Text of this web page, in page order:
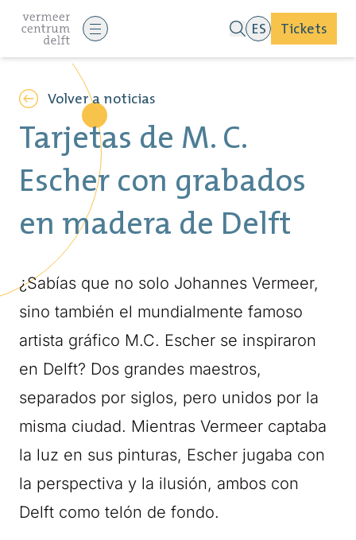
ES Tickets
Volver a noticias
Tarjetas de M. C.
Escher con grabados
en madera de Delft
¿Sabías que no solo Johannes Vermeer,
sino también el mundialmente famoso
artista gráfico M.C. Escher se inspiraron
en Delft? Dos grandes maestros,
separados por siglos, pero unidos por la
misma ciudad. Mientras Vermeer captaba
la luz en sus pinturas, Escher jugaba con
la perspectiva y la ilusión, ambos con
Delft como telón de fondo.